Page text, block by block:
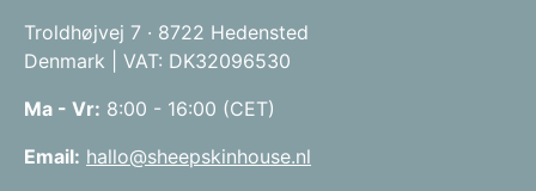
Troldhøjvej 7 · 8722 Hedensted
Denmark | VAT: DK32096530
Ma - Vr: 8:00 - 16:00 (CET)
Email: hallo@sheepskinhouse.nl